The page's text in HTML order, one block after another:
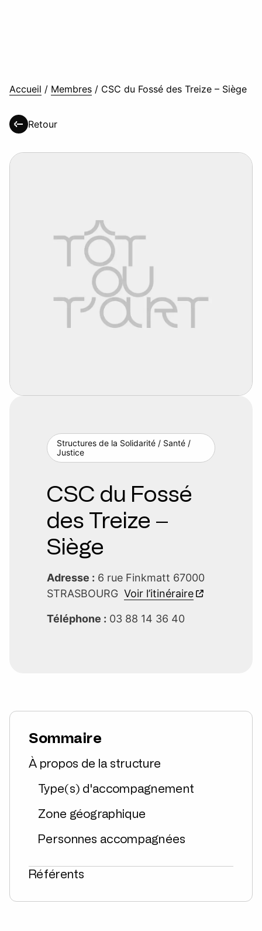
Accueil / Membres / CSC du Fossé des Treize – Siège
Retour
Structures de la Solidarité / Santé /
Justice
CSC du Fossé
des Treize –
Siège
Adresse : 6 rue Finkmatt 67000
STRASBOURG Voir l’itinéraire
Téléphone : 03 88 14 36 40
Sommaire
À propos de la structure
Type(s) d'accompagnement
Zone géographique
Personnes accompagnées
Référents